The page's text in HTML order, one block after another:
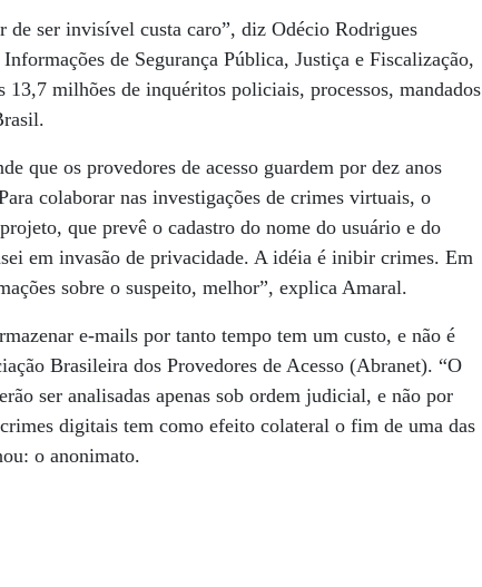
de ser invisível custa caro”, diz Odécio Rodrigues
de Segurança Pública, Justiça e Fiscalização,
13,7 milhões de inquéritos policiais, processos, mandados
que os provedores de acesso guardem por dez anos
colaborar nas investigações de crimes virtuais, o
que prevê o cadastro do nome do usuário e do
em invasão de privacidade. A idéia é inibir crimes. Em
sobre o suspeito, melhor”, explica Amaral.
e-mails por tanto tempo tem um custo, e não é
Brasileira dos Provedores de Acesso (Abranet). “O
ser analisadas apenas sob ordem judicial, e não por
digitais tem como efeito colateral o fim de uma das
o anonimato.